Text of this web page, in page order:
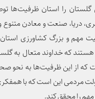
گلستان را استان ظرفیت‌ها
دریا، صنعت و معادن متنوع
مهم و بزرگ کشاورزی
که خداوند متعال به
که از این ظرفیت‌ها به نحو
مردمی این است که با
مهم را محقق کند.